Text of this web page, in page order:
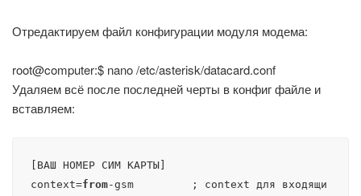
Отредактируем файл конфигурации модуля модема:
root@computer:$ nano /etc/asterisk/datacard.conf
Удаляем всё после последней черты в конфиг файле и
вставляем:
[ВАШ НОМЕР СИМ КАРТЫ]
context=from-gsm         ; context для входящи